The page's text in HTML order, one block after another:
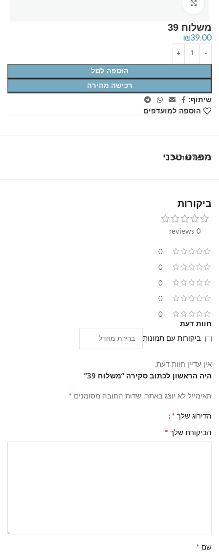
משלוח 39
₪39.00
הוספה לסל
רכישה מהירה
שיתוף:
הוספה למועדפים
מפרט טכני
הצג עוד
ביקורות
0 reviews
0
0
0
0
0
חוות דעת
ביקורות עם תמונות
אין עדיין חוות דעת.
היה הראשון לכתוב סקירה “משלוח 39”
האימייל לא יוצג באתר. שדות החובה מסומנים *
הדירוג שלך *
הביקורת שלך *
שם *